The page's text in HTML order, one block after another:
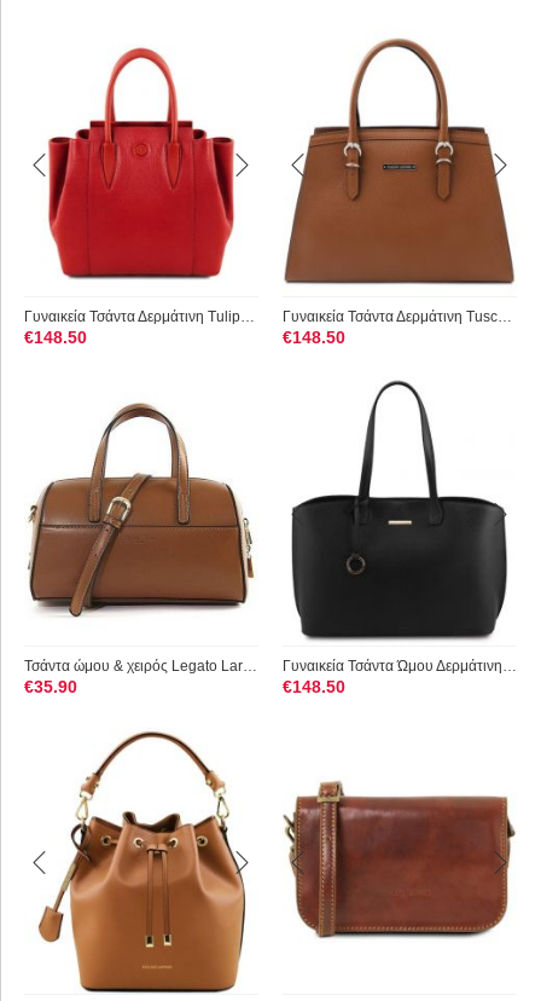
Γυναικεία Τσάντα Δερμάτινη Tulipan Tuscany Leather TL141727 Κ...
€148.50
Γυναικεία Τσάντα Δερμάτινη Tuscany Leather TL142147 Κονιάκ
€148.50
€35.90 €148.50